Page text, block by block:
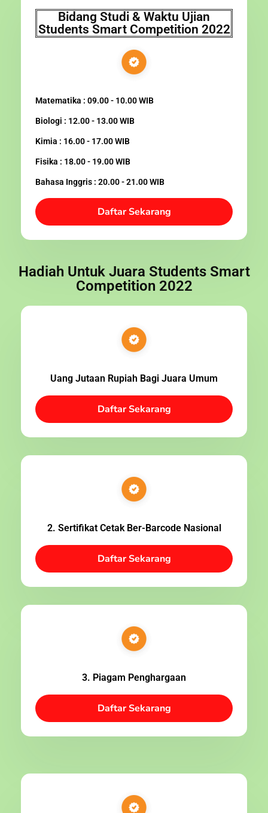
Bidang Studi & Waktu Ujian
Students Smart Competition 2022
Matematika : 09.00 - 10.00 WIB
Biologi : 12.00 - 13.00 WIB
Kimia : 16.00 - 17.00 WIB
Fisika : 18.00 - 19.00 WIB
Bahasa Inggris : 20.00 - 21.00 WIB
Daftar Sekarang
Hadiah Untuk Juara Students Smart
Competition 2022
Uang Jutaan Rupiah Bagi Juara Umum
Daftar Sekarang
2. Sertifikat Cetak Ber-Barcode Nasional
Daftar Sekarang
3. Piagam Penghargaan
Daftar Sekarang